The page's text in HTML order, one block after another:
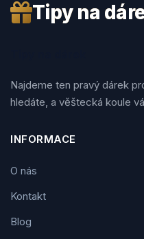
Tipy na
Najdeme ten pravý dárek
hledáte, a věštecká koule
INFORMACE
O nás
Kontakt
Blog